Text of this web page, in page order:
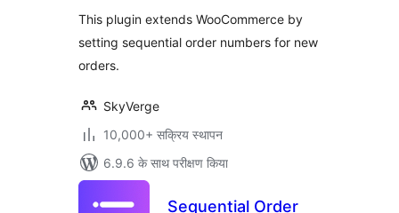
This plugin extends WooCommerce by
setting sequential order numbers for new
orders.
SkyVerge
10,000+ सक्रिय स्थापन
6.9.6 के साथ परीक्षण किया
Sequential Order